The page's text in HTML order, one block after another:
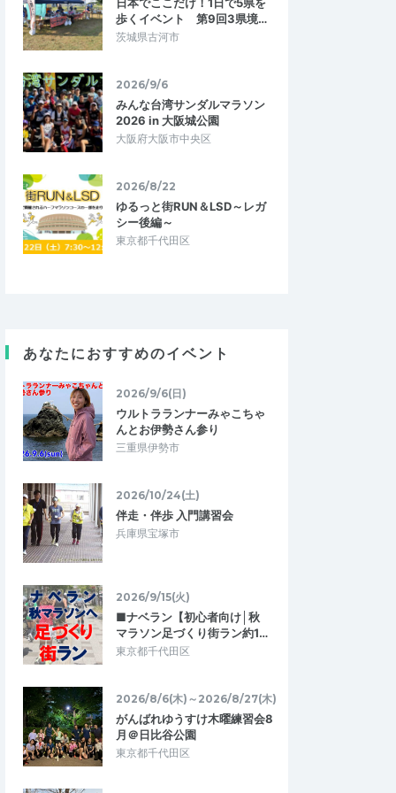
に慣れておらず不
田コーチはもちろ…
京タワーを巡る20
2026/6/13
るので一石二鳥だと思い参加しました。一
人で20kmも大丈夫かといろいろ不安でし…
東京スカイツリー＆東京タワーを巡る20
kmLSD
歩くイベント 第9回3県境…
茨城県古河市
2026/9/6
みんな台湾サンダルマラソン
2026 in 大阪城公園
大阪府大阪市中央区
2026/8/22
ゆるっと街RUN＆LSD～レガ
シー後編～
東京都千代田区
あなたにおすすめのイベント
2026/9/6(日)
ウルトラランナーみゃこちゃ
んとお伊勢さん参り
三重県伊勢市
2026/10/24(土)
伴走・伴歩 入門講習会
兵庫県宝塚市
2026/9/15(火)
■ナベラン【初心者向け│秋
マラソン足づくり街ラン約1…
東京都千代田区
2026/8/6(木)～2026/8/27(木)
がんばれゆうすけ木曜練習会8
月＠日比谷公園
東京都千代田区